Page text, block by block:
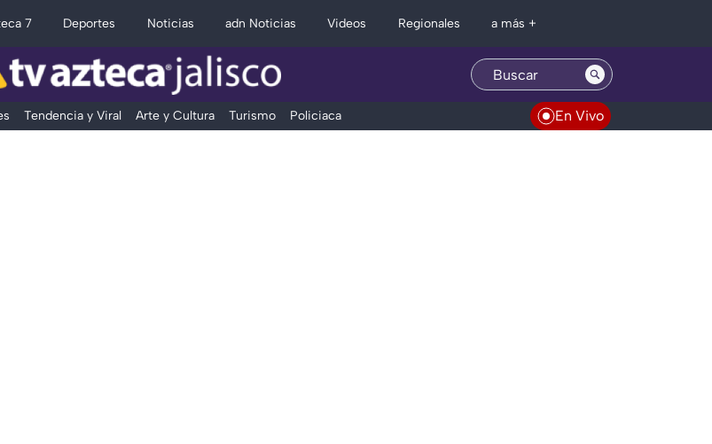
7 Deportes Noticias adn Noticias Videos Regionales a más +
Tendencia y Viral Arte y Cultura Turismo Policiaca En Vivo